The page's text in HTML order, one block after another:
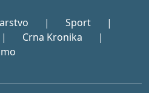
| Sport
|
| Crna Kronika
|